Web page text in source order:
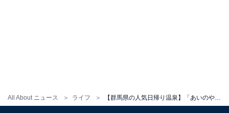
All About ニュース ライフ
施設のため、宿泊設備はありません）